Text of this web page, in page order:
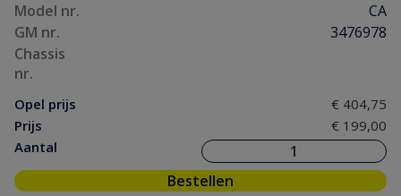
Model nr.
CA
GM nr.
3476978
Chassis
nr.
Opel prijs
€ 404,75
Prijs
€ 199,00
Aantal
Bestellen